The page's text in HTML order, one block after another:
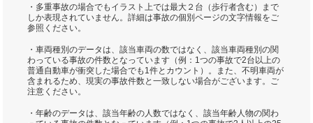
・多重事故の場合でもイラスト上では最大２台（歩行者含む）まで
しか表現されていません。詳細は事故の個別ページの文字情報をご
参照ください。
・車両種別のデータは、該当車両の数ではなく、該当車両種別の関
わっている事故の件数となっています（例：1つの事故で2台以上の
普通自動車が衝突した場合でも1件とカウント）。また、不明車両が
含まれるため、現実の事故件数と一致しない場合がございます。ご
注意ください。
・年齢のデータは、該当年齢の人数ではなく、該当年齢人物の関わ